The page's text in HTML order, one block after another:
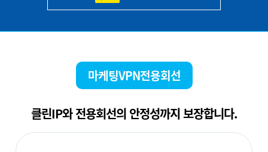
마케팅VPN전용회선
클린IP와 전용회선의 안정성까지 보장합니다.